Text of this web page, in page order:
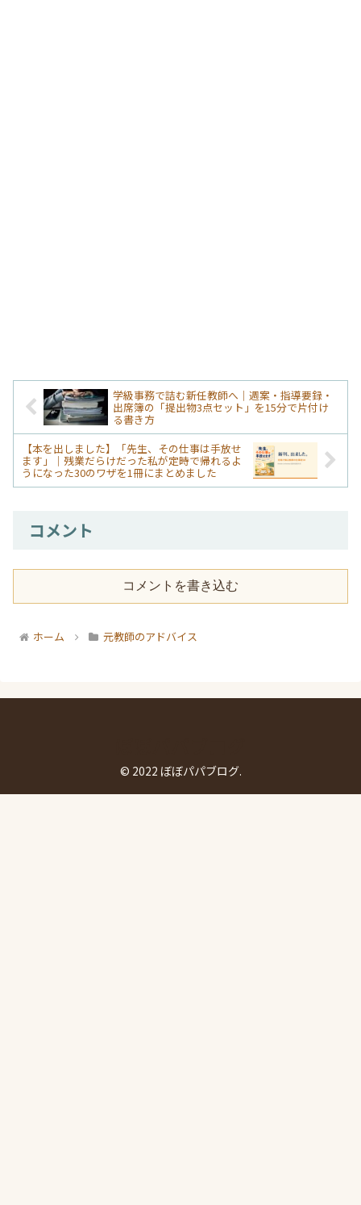
学級事務で詰む新任教師へ｜週案・指導要録・
出席簿の「提出物3点セット」を15分で片付け
る書き方
【本を出しました】「先生、その仕事は手放せ
ます」｜残業だらけだった私が定時で帰れるよ
うになった30のワザを1冊にまとめました
コメント
コメントを書き込む
ホーム 元教師のアドバイス
© 2022 ぼぼパパブログ.